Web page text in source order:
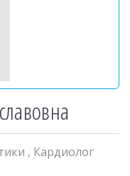
, Кардиолог